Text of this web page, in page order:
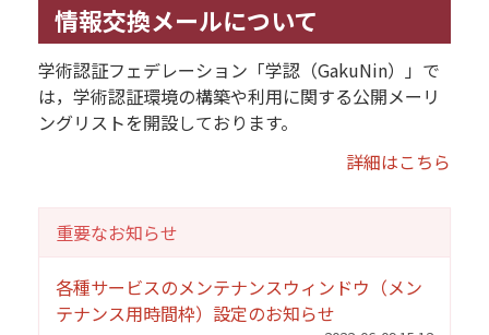
情報交換メールについて
学術認証フェデレーション「学認（GakuNin）」で
は，学術認証環境の構築や利用に関する公開メーリ
ングリストを開設しております。
詳細はこちら
重要なお知らせ
各種サービスのメンテナンスウィンドウ（メン
テナンス用時間枠）設定のお知らせ